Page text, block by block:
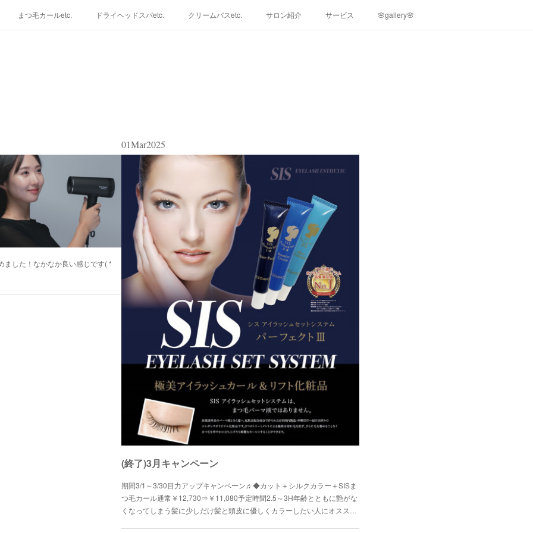
まつ毛カールetc. ドライヘッドスパetc. クリームバスetc. サロン紹介 サービス 🌸gallery🌸
ました！なかなか良い感じです( *
01Mar2025
(終了)3月キャンペーン
期間3/1～3/30目力アップキャンペーン♬◆カット＋シルクカラー＋SISま
つ毛カール通常￥12,730⇒￥11,080予定時間2.5～3H年齢とともに艶がな
くなってしまう髪に少しだけ髪と頭皮に優しくカラーしたい人にオスス…